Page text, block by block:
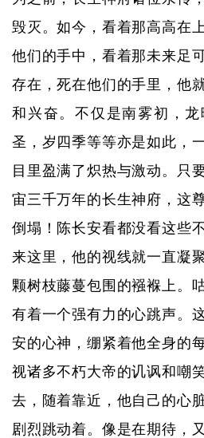
毁灭。如今，看着那高高在
他们的手中，看着那未来足
存在，死在他们的手里，他
和兴奋。不仅是南雾初，
圣，岁四季等等亦是如此，
目里盈满了炽热与激动。只
宙三千万年的长生神府，这
倒塌！陈长安看都没看这些
来这里，他的视线就一直凝
颗树枝藤蔓包围的襁褓上。
有着一个强有力的心跳声。
安的心神，绷紧着他全身的
视诸多不朽大帝的讥讽和嘲
去，随着靠近，他自己的心
剧烈跳动着。像是在期待，